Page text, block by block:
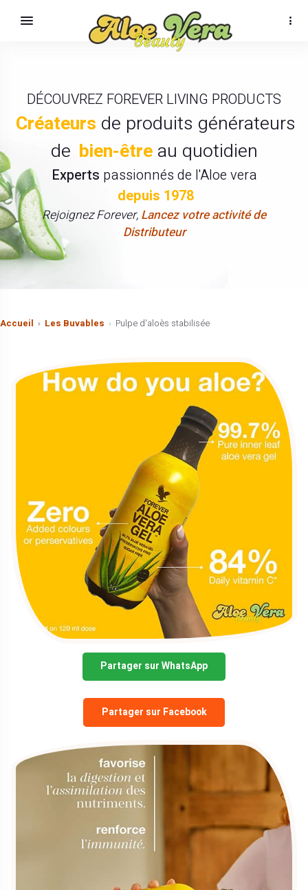
DÉCOUVREZ FOREVER LIVING PRODUCTS
Créateurs de produits générateurs
de bien-êtreau quotidien
Experts passionnés de l'Aloe vera
depuis 1978
Rejoignez Forever, Lancez votre activité de
Distributeur
Accueil Les Buvables Pulpe d'aloès stabilisée
Partager sur WhatsApp
Partager sur Facebook